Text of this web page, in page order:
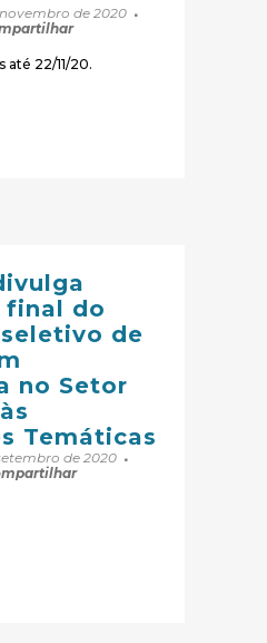
de 2020
até 22/11/20.
final do
de
no Setor
Temáticas
de 2020